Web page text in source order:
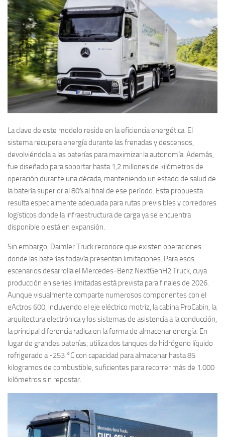
La clave de este modelo reside en la eficiencia energética. El
sistema recupera energía durante las frenadas y descensos,
devolviéndola a las baterías para maximizar la autonomía. Además,
fue diseñado para soportar hasta 1,2 millones de kilómetros de
operación durante una década, manteniendo un estado de salud de
la batería superior al 80% al final de ese período. Esta propuesta
resulta especialmente adecuada para rutas previsibles y corredores
logísticos donde la infraestructura de carga ya se encuentra
disponible o está en expansión.
Sin embargo, Daimler Truck reconoce que existen operaciones
donde las baterías todavía presentan limitaciones. Para esos
escenarios desarrolla el Mercedes-Benz NextGenH2 Truck, cuya
producción en series limitadas está prevista para finales de 2026.
Aunque visualmente comparte numerosos componentes con el
eActros 600, incluyendo el eje eléctrico motriz, la cabina ProCabin, la
arquitectura electrónica y los sistemas de asistencia a la conducción,
la principal diferencia radica en la forma de almacenar energía. En
lugar de grandes baterías, utiliza dos tanques de hidrógeno líquido
refrigerado a -253 °C con capacidad para almacenar hasta 85
kilogramos de combustible, suficientes para recorrer más de 1.000
kilómetros sin repostar.